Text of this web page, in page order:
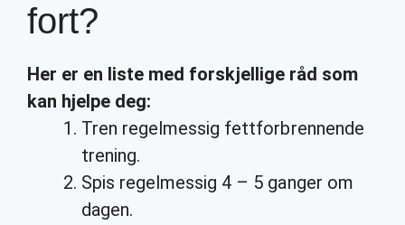
fort?
Her er en liste med forskjellige råd som
kan hjelpe deg:
Tren regelmessig fettforbrennende
trening.
Spis regelmessig 4 – 5 ganger om
dagen.